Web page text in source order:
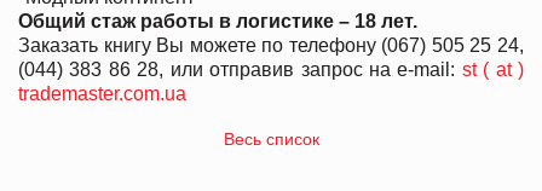
Общий стаж работы в логистике – 18 лет.
Заказать книгу Вы можете по телефону (067) 505 25 24,
(044) 383 86 28, или отправив запрос на е-mail: st ( at )
trademaster.com.ua
Весь список